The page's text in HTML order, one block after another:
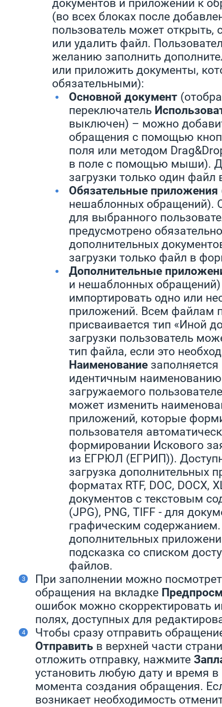
(во всех блоках после
пользователь может открыть,
или удалить файл.
желанию заполнить
или приложить документы,
обязательными):
Основной документ
переключатель
выключен) – можно
обращения с помощью
поля или методом
в поле с помощью мыши).
загрузки только один файл
Обязательные приложения
нешаблонных обращений).
для выбранного
предусмотрено
дополнительных
загрузки только файл в
Дополнительные
и нешаблонных
импортировать одно или
приложений. Всем файлам
присваивается тип «Иной
загрузки пользователь
тип файла, если это
Наименование
идентичным
загружаемого
может изменить
приложений, которые
пользователя
формировании Искового
из ЕГРЮЛ (ЕГРИП)).
загрузка дополнительных
форматах RTF, DOC, DOCX,
документов с текстовым
(JPG), PNG, TIFF - для
графическим содержанием.
дополнительных
подсказка со списком
файлов.
При заполнении можно
обращения на вкладке
ошибок можно скорректировать
полях, доступных для
Чтобы сразу отправить
Отправить в верхней части
отложить отправку, нажмите
установить любую дату и время в
момента создания обращения.
возникает необходимость